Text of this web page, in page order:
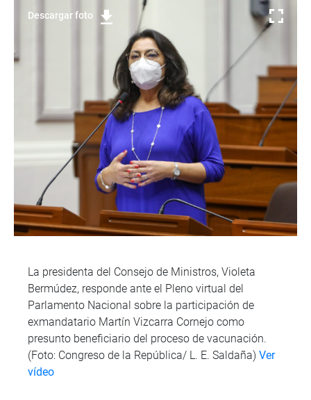
Descargar foto
La presidenta del Consejo de Ministros, Violeta
Bermúdez, responde ante el Pleno virtual del
Parlamento Nacional sobre la participación de
exmandatario Martín Vizcarra Cornejo como
presunto beneficiario del proceso de vacunación.
(Foto: Congreso de la República/ L. E. Saldaña) Ver
vídeo